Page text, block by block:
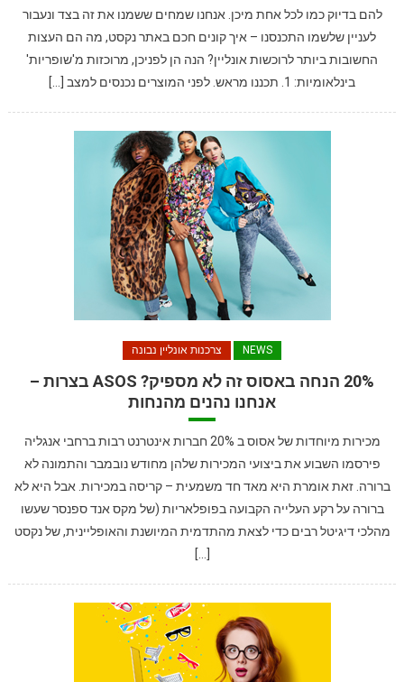
להם בדיוק כמו לכל אחת מיכן. אנחנו שמחים ששמנו את זה בצד ונעבור
לעניין שלשמו התכנסנו – איך קונים חכם באתר נקסט, מה הם העצות
החשובות ביותר לרוכשות אונליין? הנה הן לפניכן, מרוכזות מ'שופריות'
בינלאומיות: 1. תכננו מראש. לפני המוצרים נכנסים למצב […]
NEWS צרכנות אונליין נבונה
20% הנחה באסוס זה לא מספיק? ASOS בצרות –
אנחנו נהנים מהנחות
מכירות מיוחדות של אסוס ב 20% חברות אינטרנט רבות ברחבי אנגליה
פירסמו השבוע את ביצועי המכירות שלהן מחודש נובמבר והתמונה לא
ברורה. זאת אומרת היא מאד חד משמעית – קריסה במכירות. אבל היא לא
ברורה על רקע העלייה הקבועה בפופלאריות (של מקס אנד ספנסר שעשו
מהלכי דיגיטל רבים כדי לצאת מהתדמית המיושנת והאופליינית, של נקסט
[…]